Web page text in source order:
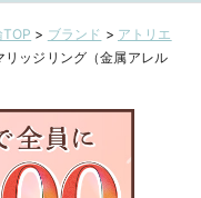
> ブランド > アトリエ
ッジリング（金属アレル